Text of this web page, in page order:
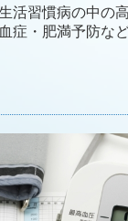
活習慣病の中の
症・肥満予防な